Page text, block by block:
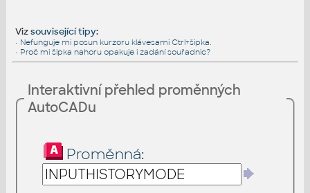
Vizsouvisející tipy:
• Nefunguje mi posun kurzoru klávesami Ctrl+šipka.
• Proč mi šipka nahoru opakuje i zadání souřadnic?
Interaktivní přehled proměnných
AutoCADu
Proměnná: